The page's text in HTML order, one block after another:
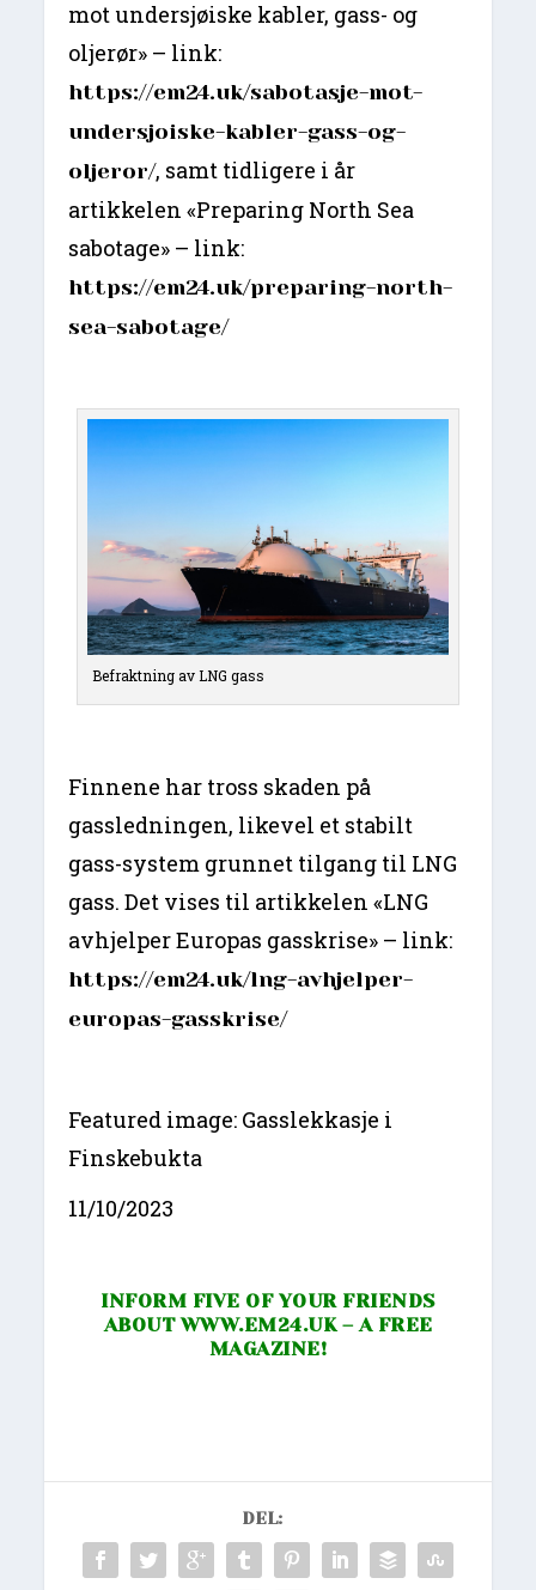
mot undersjøiske kabler, gass- og
oljerør» – link:
https://em24.uk/sabotasje-mot-
undersjoiske-kabler-gass-og-
oljeror/, samt tidligere i år
artikkelen «Preparing North Sea
sabotage» – link:
https://em24.uk/preparing-north-
sea-sabotage/
Befraktning av LNG gass
Finnene har tross skaden på
gassledningen, likevel et stabilt
gass-system grunnet tilgang til LNG
gass. Det vises til artikkelen «LNG
avhjelper Europas gasskrise» – link:
https://em24.uk/lng-avhjelper-
europas-gasskrise/
Featured image: Gasslekkasje i
Finskebukta
11/10/2023
INFORM FIVE OF YOUR FRIENDS
ABOUTWWW.EM24.UK– A FREE
MAGAZINE!
DEL: